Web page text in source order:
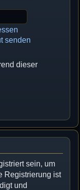
senden
dieser
sein, um
Registrierung ist
und